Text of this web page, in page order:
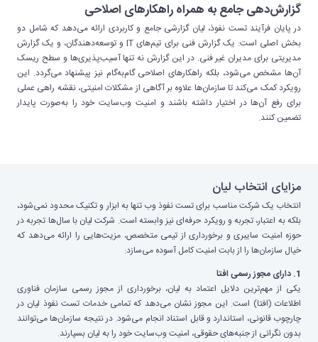
گزارش‌دهی جامع به همراه راهکارهای اصلاحی
در پایان فرآیند تست نفوذ، لیان گزارشی جامع و کاربردی ارائه می‌دهد که شامل دو
بخش اصلی است: یک گزارش فنی برای تیم‌های IT و توسعه‌دهندگان، و یک گزارش
مدیریتی برای مدیران غیر فنی. در این گزارش نه تنها آسیب‌پذیری‌ها و سطح ریسک
آن‌ها مشخص می‌شود، بلکه راهکارهای اصلاحی گام‌به‌گام نیز پیشنهاد می‌گردد. این
رویکرد کمک می‌کند تا سازمان‌ها علاوه بر آگاهی از مشکلات امنیتی، نقشه راهی عملی
برای رفع آن‌ها در اختیار داشته باشند و امنیت وب‌سایت خود را به‌صورت پایدار
تضمین کنند.
مزایای انتخاب لیان
انتخاب یک شرکت مناسب برای تست نفوذ وب تنها به ابزار و تکنیک محدود نمی‌شود،
بلکه به اعتبار، تجربه و رویکرد حرفه‌ای نیز وابسته است. شرکت لیان با سال‌ها تجربه در
حوزه امنیت سایبری و برخورداری از تیمی متخصص، مزیت‌هایی را ارائه می‌دهد که
خیال سازمان‌ها را از بابت امنیت کامل آسوده می‌سازد:
1. دارای مجوز رسمی افتا
یکی از مهم‌ترین دلایل اعتماد به لیان، برخورداری از مجوز رسمی سازمان فناوری
اطلاعات (افتا) است. این مجوز نشان می‌دهد که تمامی خدمات تست نفوذ لیان در
چارچوب قانونی، استاندارد و قابل استناد انجام می‌شود. در نتیجه سازمان‌ها می‌توانند
بدون نگرانی از جنبه‌های حقوقی، امنیت وب‌سایت خود را به لیان بسپارند.